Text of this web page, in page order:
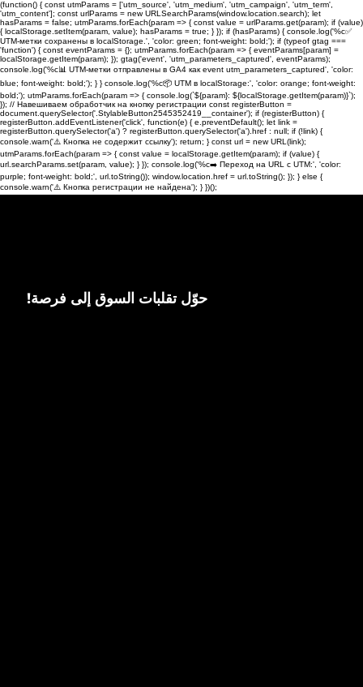
(function() { const utmParams = ['utm_source', 'utm_medium', 'utm_campaign', 'utm_term',
'utm_content']; const urlParams = new URLSearchParams(window.location.search); let
hasParams = false; utmParams.forEach(param => { const value = urlParams.get(param); if (value)
{ localStorage.setItem(param, value); hasParams = true; } }); if (hasParams) { console.log('%c✅
UTM-метки сохранены в localStorage.', 'color: green; font-weight: bold;'); if (typeof gtag ===
'function') { const eventParams = {}; utmParams.forEach(param => { eventParams[param] =
localStorage.getItem(param); }); gtag('event', 'utm_parameters_captured', eventParams);
console.log('%c📊 UTM-метки отправлены в GA4 как event utm_parameters_captured', 'color:
blue; font-weight: bold;'); } } console.log('%c📦 UTM в localStorage:', 'color: orange; font-weight:
bold;'); utmParams.forEach(param => { console.log(`${param}: ${localStorage.getItem(param)}`);
}); // Навешиваем обработчик на кнопку регистрации const registerButton =
document.querySelector('.StylableButton2545352419__container'); if (registerButton) {
registerButton.addEventListener('click', function(e) { e.preventDefault(); let link =
registerButton.querySelector('a') ? registerButton.querySelector('a').href : null; if (!link) {
console.warn('⚠️ Кнопка не содержит ссылку'); return; } const url = new URL(link);
utmParams.forEach(param => { const value = localStorage.getItem(param); if (value) {
url.searchParams.set(param, value); } }); console.log('%c➡️ Переход на URL с UTM:', 'color:
purple; font-weight: bold;', url.toString()); window.location.href = url.toString(); }); } else {
console.warn('⚠️ Кнопка регистрации не найдена'); } })();
!حوّل تقلبات السوق إلى فرصة